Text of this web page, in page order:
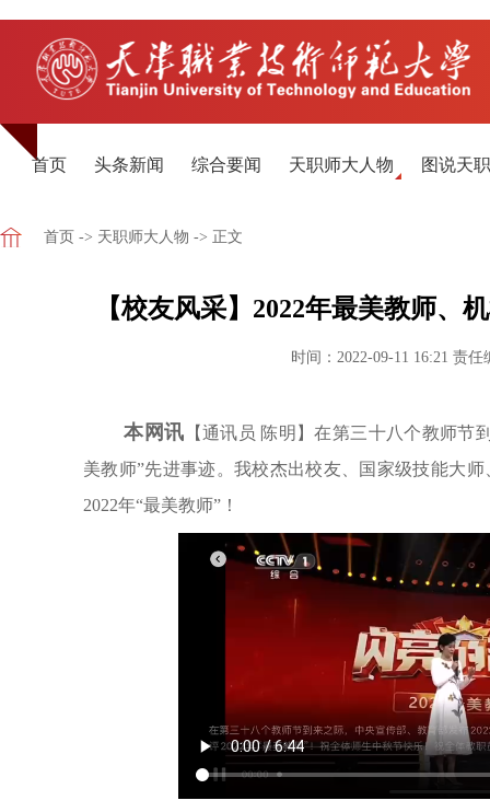
首页 头条新闻 综合要闻 天职师大人物 图说天
首页 -> 天职师大人物 -> 正文
【校友风采】2022年最美教师、
时间：2022-09-11 16:21 责任
本网讯 【通讯员 陈明】在第三十八个教师节
美教师”先进事迹。我校杰出校友、国家级技能大
2022年“最美教师”！